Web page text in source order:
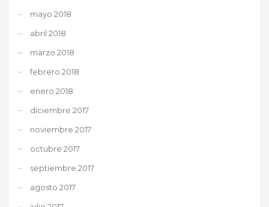
mayo 2018
abril 2018
marzo 2018
febrero 2018
enero 2018
diciembre 2017
noviembre 2017
octubre 2017
septiembre 2017
agosto 2017